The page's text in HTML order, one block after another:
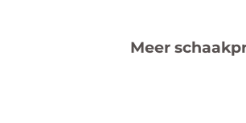
Meer